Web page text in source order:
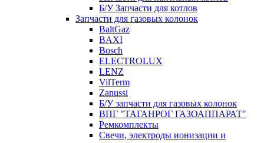
Б/У Запчасти для котлов
Запчасти для газовых колонок
BaltGaz
BAXI
Bosch
ELECTROLUX
LENZ
VilTerm
Zanussi
Б/У запчасти для газовых колонок
ВПГ "ТАГАНРОГ ГАЗОАППАРАТ"
Ремкомплекты
Свечи, электроды ионизации и